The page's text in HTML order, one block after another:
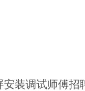
安装调试师傅招